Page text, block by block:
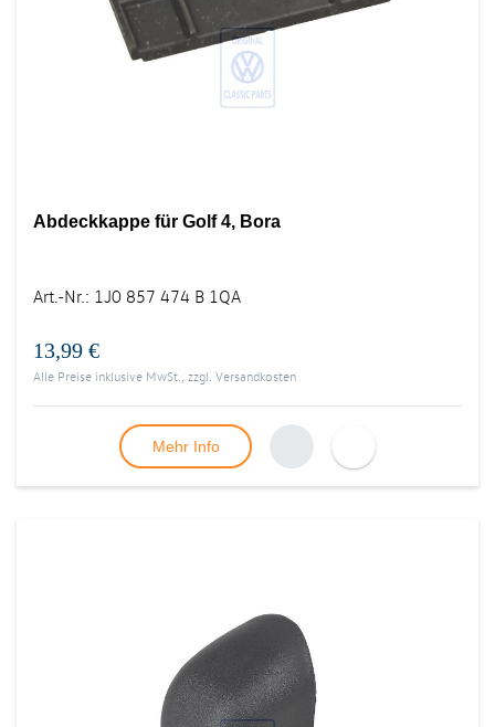
Abdeckkappe für Golf 4, Bora
Art.-Nr.: 1J0 857 474 B 1QA
13,99 €
Alle Preise inklusive MwSt., zzgl. Versandkosten
Mehr Info